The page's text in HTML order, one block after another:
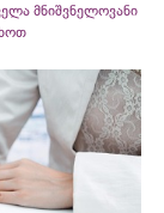
მნიშვნელოვანი